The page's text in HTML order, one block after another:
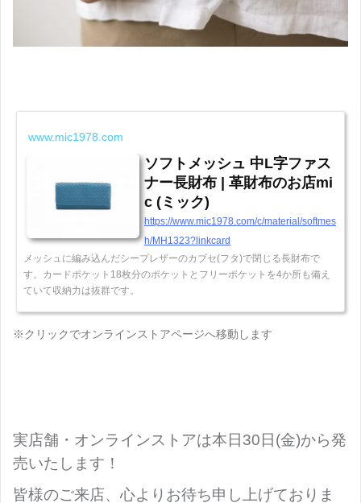
www.mic1978.com
ソフトメッシュ 中L字ファス
ナー長財布 | 革財布のお店mi
c (ミック)
https://www.mic1978.com/c/material/softmes
h/MH1323?linkcard
メッシュに編み込んだシープレザーのカブセ(フタ)で閉じる長財布で
す。カードポケット18枚分のポケットとフリーポケットを4か所も備え
ていて収納力は抜群です。
※クリックでオンラインストアページへ移動します
実店舗・オンラインストアは本日30日(金)から発
売いたします！
皆様のご来店、心よりお待ち申し上げておりま